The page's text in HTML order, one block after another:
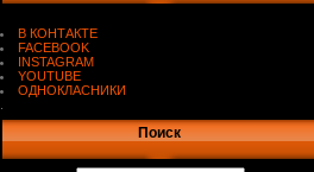
В КОНТАКТЕ
FACEBOOK
INSTAGRAM
YOUTUBE
ОДНОКЛАСНИКИ
Поиск